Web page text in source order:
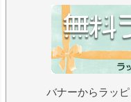
バナーからラッ